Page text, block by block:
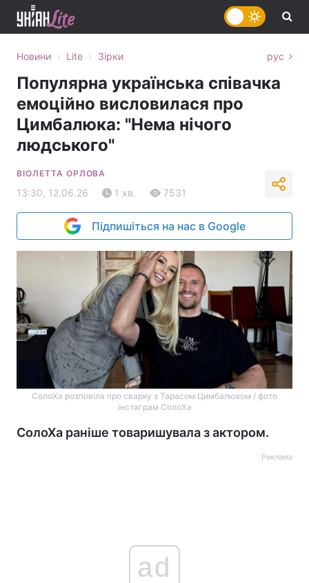
Новини › Lite › Зірки рус
Популярна українська співачка
емоційно висловилася про
Цимбалюка: "Нема нічого
людського"
ВІОЛЕТТА ОРЛОВА
13:30, 12.06.26 1 хв. 7531
Підпишіться на нас в Google
СолоХа розповіла про сварку з Тарасом Цимбалюком / фото
інстаграм СолоХа
СолоХа раніше товаришувала з актором.
Реклама
ad